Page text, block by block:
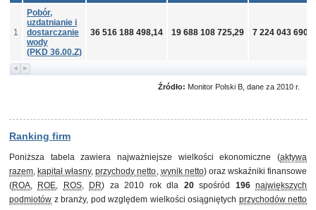
1
Pobór,
uzdatnianie i
dostarczanie
wody
(PKD 36.00.Z)
36 516 188 498,14 19 688 108 725,29 7 224 043
Źródło: Monitor Polski B, dane za 2010 r.
Ranking firm
Poniższa tabela zawiera najważniejsze wielkości ekonomiczne (aktywa
razem, kapitał własny,przychody netto, wynik netto) oraz wskaźniki finansowe
(ROA, ROE, ROS, DR) za 2010 rok dla 20spośród 196 największych
podmiotów z branży, pod względem wielkości osiągniętych przychodów netto